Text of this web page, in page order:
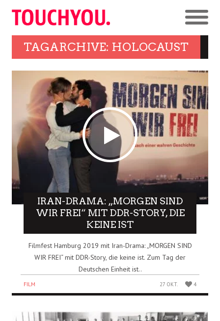
TAGARCHIVE: HOLOCAUST
IRAN-DRAMA: „MORGEN SIND
WIR FREI“ MIT DDR-STORY, DIE
KEINE IST
Filmfest Hamburg 2019 mit Iran-Drama: „MORGEN SIND
WIR FREI“ mit DDR-Story, die keine ist. Zum Tag der
Deutschen Einheit ist..
FILM 27 OKT. 4